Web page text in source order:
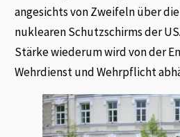
angesichts von Zweifeln über
nuklearen Schutzschirms der
Stärke wiederum wird von der
Wehrdienst und Wehrpflicht